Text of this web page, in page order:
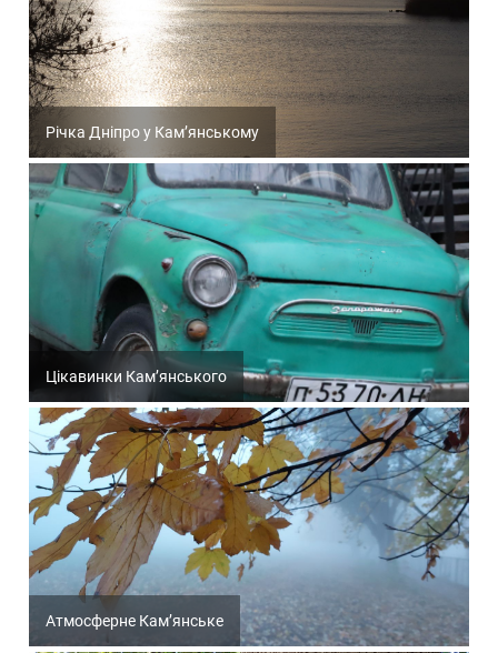
Річка Дніпро у Кам’янському
Цікавинки Кам’янського
Атмосферне Кам’янське